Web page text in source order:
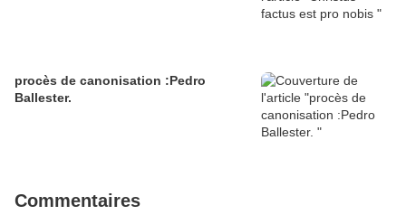
procès de canonisation :Pedro
Ballester.
Commentaires